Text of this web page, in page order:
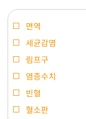
면역
세균감염
림프구
염증수치
빈혈
혈소판